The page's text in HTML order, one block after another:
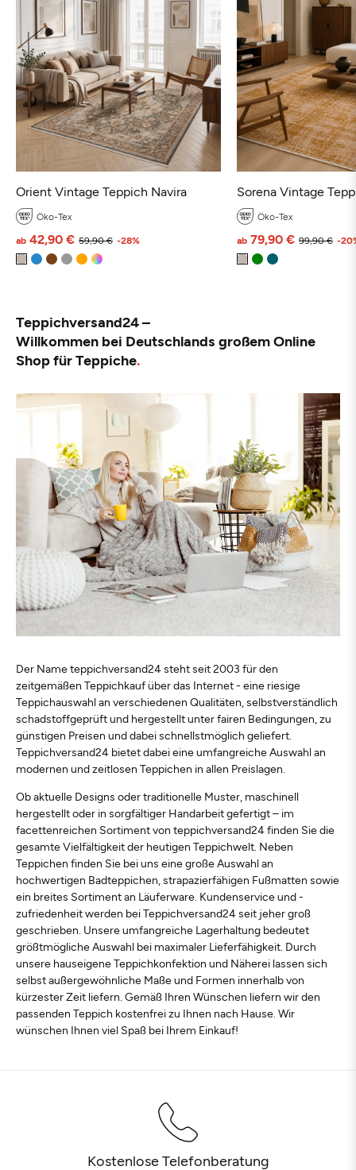
Orient Vintage Teppich Navira
Öko-Tex
59,90 €
ab 42,90 € -28%
Sorena Vintage
Öko-Tex
99,90 €
ab 79,90 € -
Teppichversand24 –
Willkommen bei Deutschlands großem Online
Shop für Teppiche
Der Name teppichversand24 steht seit 2003 für den
zeitgemäßen Teppichkauf über das Internet - eine riesige
Teppichauswahl an verschiedenen Qualitäten, selbstverständlich
schadstoffgeprüft und hergestellt unter fairen Bedingungen, zu
günstigen Preisen und dabei schnellstmöglich geliefert.
Teppichversand24 bietet dabei eine umfangreiche Auswahl an
modernen und zeitlosen Teppichen in allen Preislagen.
Ob aktuelle Designs oder traditionelle Muster, maschinell
hergestellt oder in sorgfältiger Handarbeit gefertigt – im
facettenreichen Sortiment von teppichversand24 finden Sie die
gesamte Vielfältigkeit der heutigen Teppichwelt. Neben
Teppichen finden Sie bei uns eine große Auswahl an
hochwertigen Badteppichen, strapazierfähigen Fußmatten sowie
ein breites Sortiment an Läuferware. Kundenservice und -
zufriedenheit werden bei Teppichversand24 seit jeher groß
geschrieben. Unsere umfangreiche Lagerhaltung bedeutet
größtmögliche Auswahl bei maximaler Lieferfähigkeit. Durch
unsere hauseigene Teppichkonfektion und Näherei lassen sich
selbst außergewöhnliche Maße und Formen innerhalb von
kürzester Zeit liefern. Gemäß Ihren Wünschen liefern wir den
passenden Teppich kostenfrei zu Ihnen nach Hause. Wir
wünschen Ihnen viel Spaß bei Ihrem Einkauf!
Kostenlose Telefonberatung